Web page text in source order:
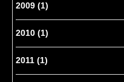
2009 (1)
2010 (1)
2011 (1)